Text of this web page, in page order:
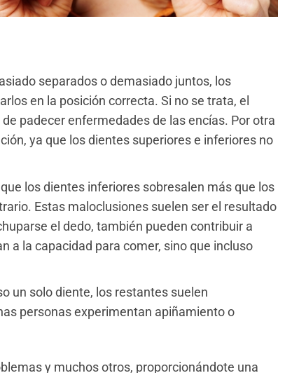
separados o demasiado juntos, los
en la posición correcta. Si no se trata, el
padecer enfermedades de las encías. Por otra
ya que los dientes superiores e inferiores no
los dientes inferiores sobresalen más que los
Estas maloclusiones suelen ser el resultado
el dedo, también pueden contribuir a
a la capacidad para comer, sino que incluso
un solo diente, los restantes suelen
personas experimentan apiñamiento o
y muchos otros, proporcionándote una